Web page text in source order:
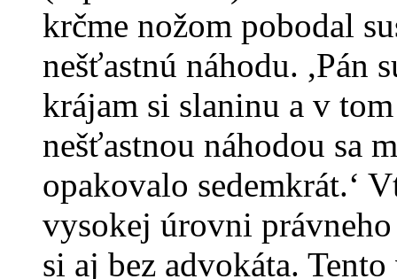
krčme nožom pobodal
nešťastnú náhodu. ,Pán
krájam si slaninu a v
nešťastnou náhodou sa
opakovalo sedemkrát.‘
vysokej úrovni
si aj bez advokáta.